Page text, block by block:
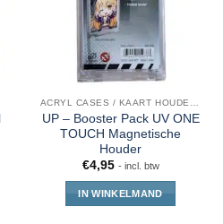
ACRYL CASES / KAART HOUDERS
UP – Booster Pack UV ONE
TOUCH Magnetische
Houder
€4,95 - incl. btw
IN WINKELMAND